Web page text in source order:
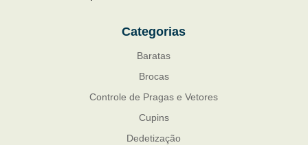
Categorias
Baratas
Brocas
Controle de Pragas e Vetores
Cupins
Dedetização